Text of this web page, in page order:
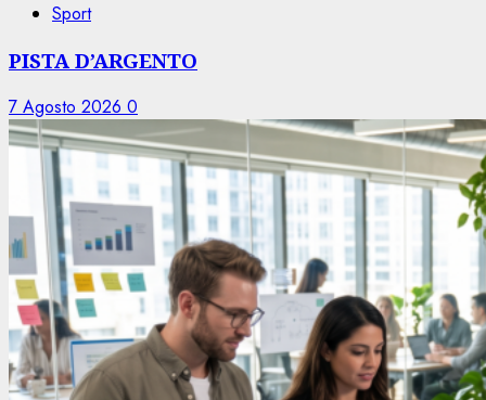
Sport
PISTA D’ARGENTO
7 Agosto 2026 0